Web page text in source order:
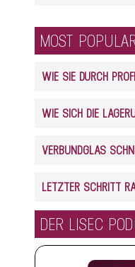
MOST
DER LISEC